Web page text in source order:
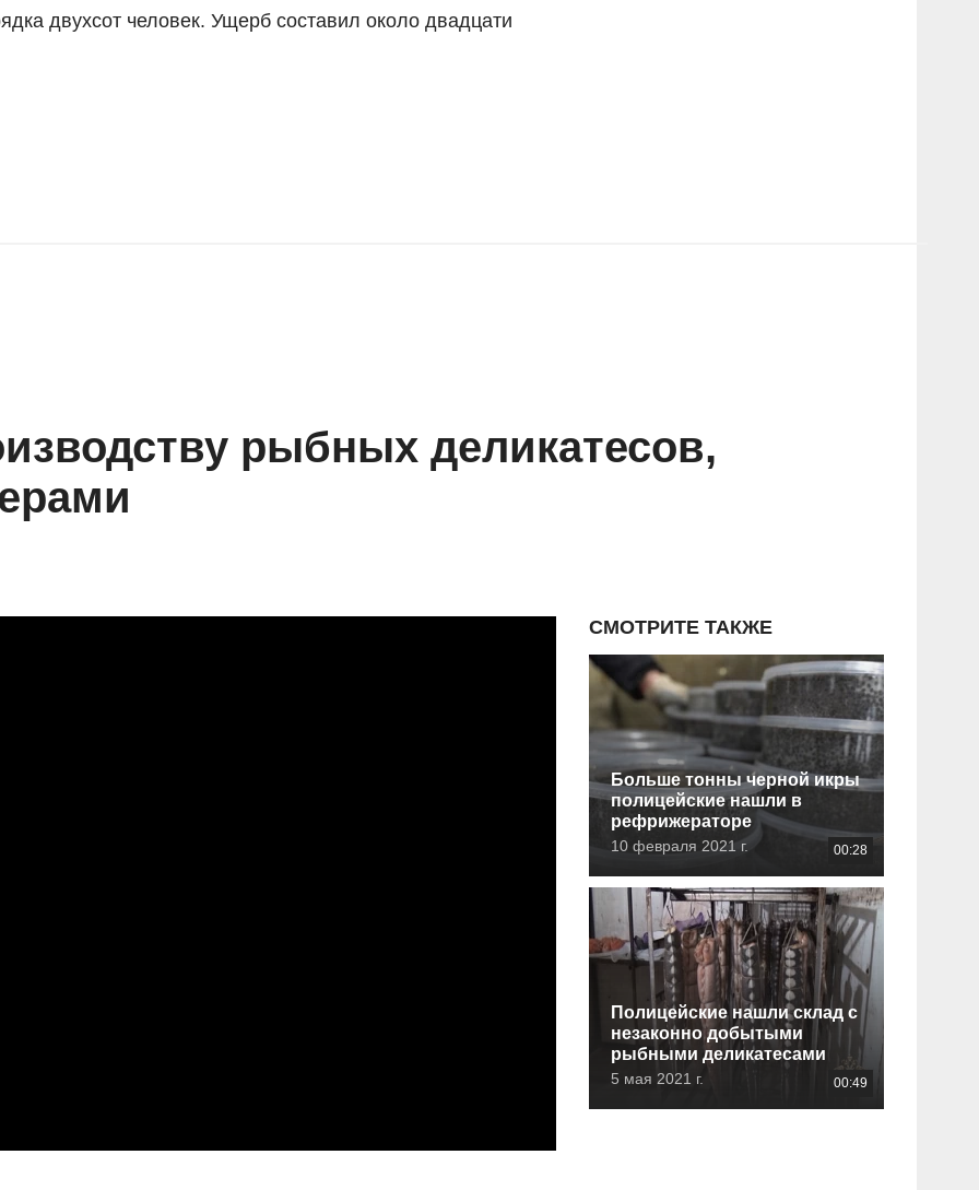
двухсот человек. Ущерб составил около двадцати
рыбных деликатесов,
СМОТРИТЕ ТАКЖЕ
Больше тонны черной икры
полицейские нашли в
рефрижераторе
10 февраля 2021 г. 00:28
Полицейские нашли склад с
незаконно добытыми
рыбными деликатесами
5 мая 2021 г. 00:49